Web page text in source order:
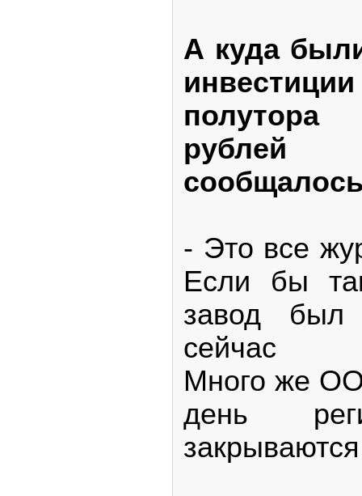
А куда
- Это все
Если бы
завод
сейчас
Много же
день